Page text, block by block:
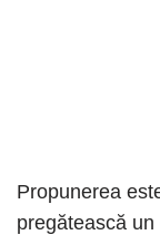
Propunerea
pregătească